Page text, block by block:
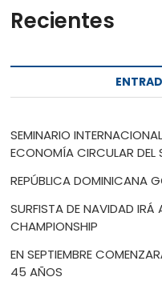
Recientes
SEMINARIO
ECONOMÍA CIRCULAR DEL
REPÚBLICA DOMINICANA
SURFISTA DE NAVIDAD IRÁ
CHAMPIONSHIP
EN SEPTIEMBRE
45 AÑOS